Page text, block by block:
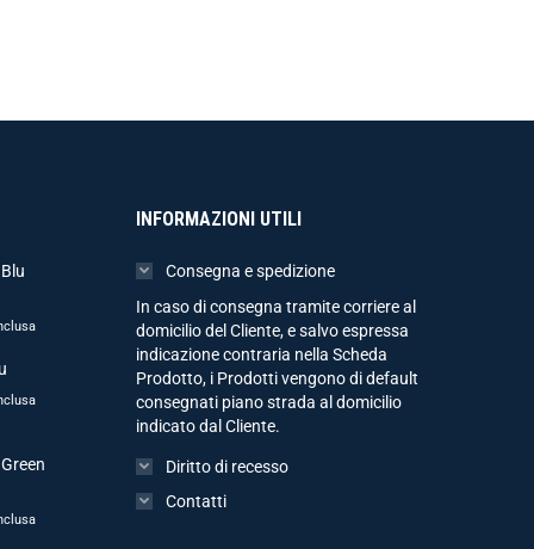
INFORMAZIONI UTILI
Consegna e spedizione
In caso di consegna tramite corriere al
domicilio del Cliente, e salvo espressa
indicazione contraria nella Scheda
Prodotto, i Prodotti vengono di default
consegnati piano strada al domicilio
indicato dal Cliente.
Diritto di recesso
Contatti